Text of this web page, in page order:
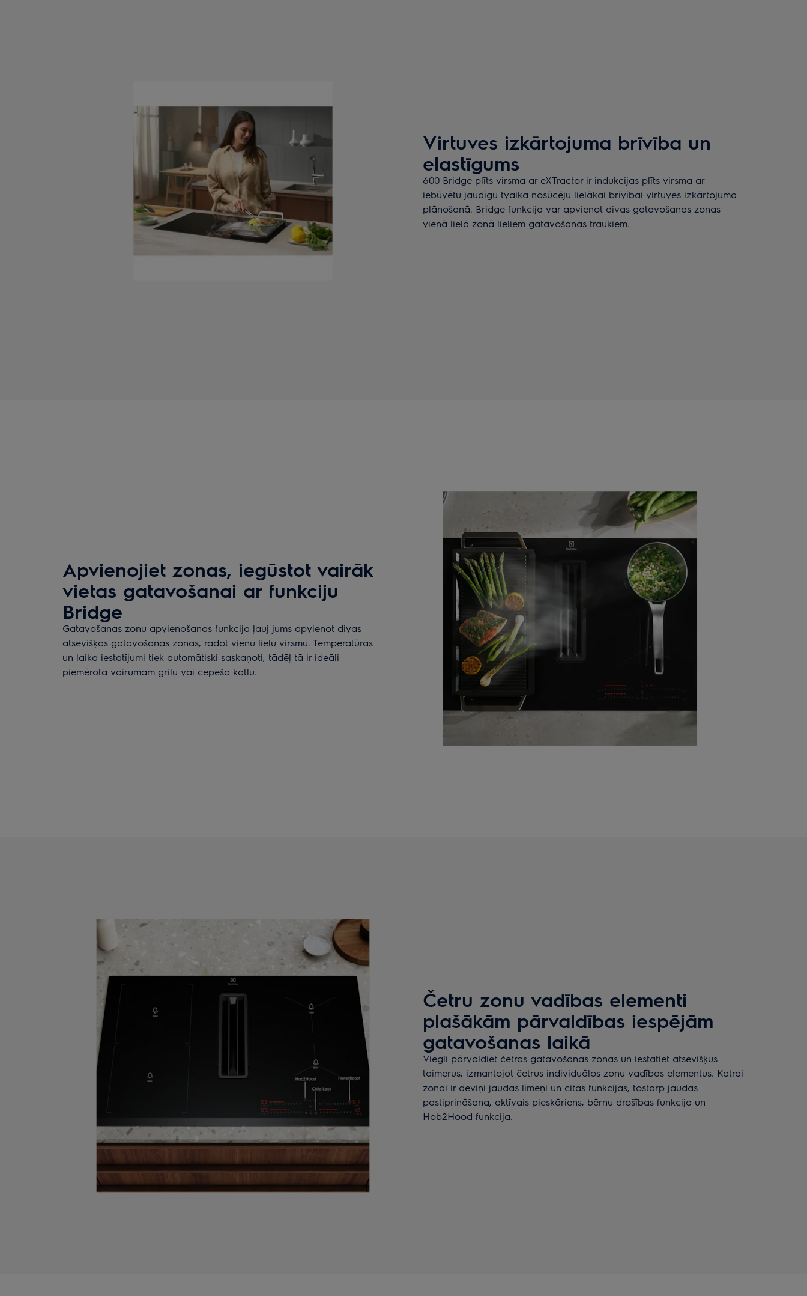
Virtuves izkārtojuma brīvība un
elastīgums
600 Bridge plīts virsma ar eXTractor ir indukcijas plīts virsma ar
iebūvētu jaudīgu tvaika nosūcēju lielākai brīvībai virtuves izkārtojuma
plānošanā. Bridge funkcija var apvienot divas gatavošanas zonas
vienā lielā zonā lieliem gatavošanas traukiem.
Apvienojiet zonas, iegūstot vairāk
vietas gatavošanai ar funkciju
Bridge
Gatavošanas zonu apvienošanas funkcija ļauj jums apvienot divas
atsevišķas gatavošanas zonas, radot vienu lielu virsmu. Temperatūras
un laika iestatījumi tiek automātiski saskaņoti, tādēļ tā ir ideāli
piemērota vairumam grilu vai cepeša katlu.
Četru zonu vadības elementi
plašākām pārvaldības iespējām
gatavošanas laikā
Viegli pārvaldiet četras gatavošanas zonas un iestatiet atsevišķus
taimerus, izmantojot četrus individuālos zonu vadības elementus. Katrai
zonai ir deviņi jaudas līmeņi un citas funkcijas, tostarp jaudas
pastiprināšana, aktīvais pieskāriens, bērnu drošības funkcija un
Hob2Hood funkcija.